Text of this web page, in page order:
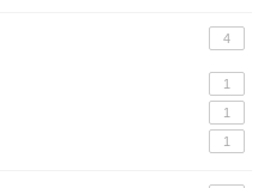
4
1
1
1